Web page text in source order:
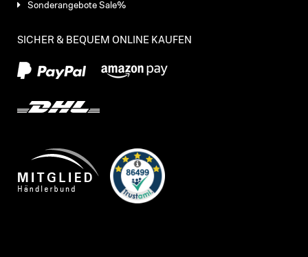
Sonderangebote Sale%
SICHER & BEQUEM ONLINE KAUFEN